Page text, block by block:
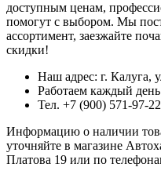
доступным ценам,
помогут с выбором. Мы
ассортимент, заезжайте
скидки!
Наш адрес: г. Калуга,
Работаем каждый
Тел. +7 (900) 571-97-
Информацию о наличии
уточняйте в магазине
Платова 19 или по